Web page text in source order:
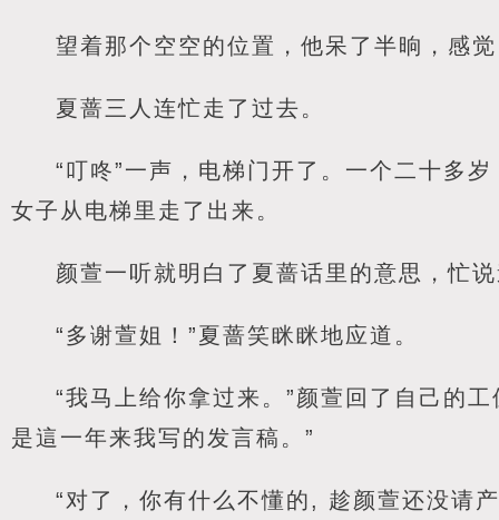
望着那个空空的位置，他呆了半晌，感
夏蔷三人连忙走了过去。
“叮咚”一声，电梯门开了。一个二十多
女子从电梯里走了出来。
颜萱一听就明白了夏蔷话里的意思，忙
“多谢萱姐！”夏蔷笑眯眯地应道。
“我马上给你拿过来。”颜萱回了自己的
是這一年来我写的发言稿。”
“对了，你有什么不懂的, 趁颜萱还没请